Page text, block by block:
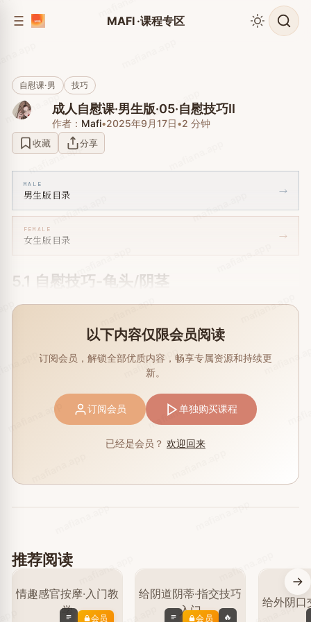
MAFI ·课程专区
自慰课·男 技巧
成人自慰课·男生版·05·自慰技巧II
作者： Mafi•2025年9月17日•2 分钟
收藏 分享
MALE
男生版目录 →
FEMALE
女生版目录 →
5.1 自慰技巧-龟头/阴茎
以下内容仅限会员阅读
订阅会员，解锁全部优质内容，畅享专属资源和持续更
新。
订阅会员 单独购买课程
已经是会员？ 欢迎回来
推荐阅读
会员 会员 🔥
mafiana.app
mafiana.app
mafiana.app
mafiana.app
mafiana.app
mafiana.app
mafiana.app
mafiana.app
mafiana.app
mafiana.app
mafiana.app
mafiana.app
mafiana.app
mafiana.app
mafiana.app
mafiana.app